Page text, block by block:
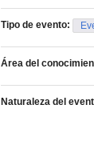
Tipo de evento:
Área del
Naturaleza del